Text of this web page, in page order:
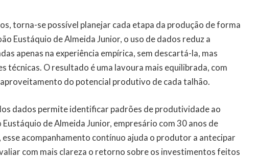
torna-se possível planejar cada etapa da produção de forma
Eustáquio de Almeida Junior, o uso de dados reduz a
apenas na experiência empírica, sem descartá-la, mas
técnicas. O resultado é uma lavoura mais equilibrada, com
do potencial produtivo de cada talhão.
dados permite identificar padrões de produtividade ao
de Almeida Junior, empresário com 30 anos de
acompanhamento contínuo ajuda o produtor a antecipar
com mais clareza o retorno sobre os investimentos feitos